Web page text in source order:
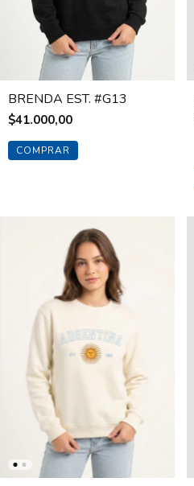
BRENDA EST. #G13
$41.000,00
COMPRAR